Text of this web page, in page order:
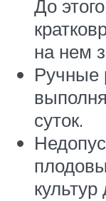
До
на нем
Ручные
суток.